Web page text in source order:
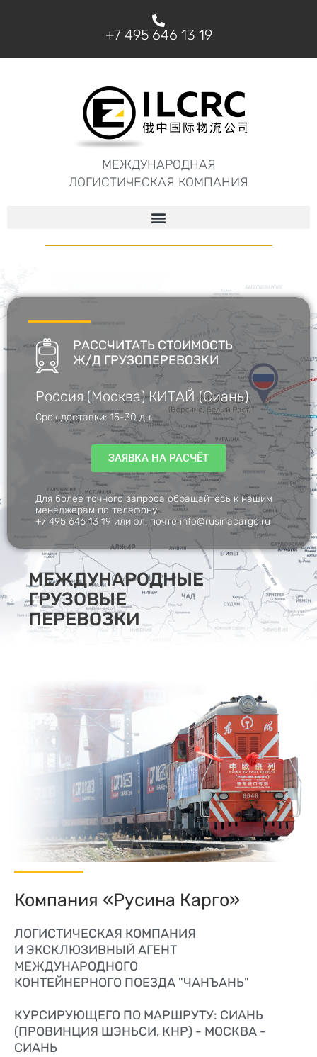
+7 495 646 13 19
МЕЖДУНАРОДНАЯ
ЛОГИСТИЧЕСКАЯ КОМПАНИЯ
РАССЧИТАТЬ СТОИМОСТЬ
Ж/Д ГРУЗОПЕРЕВОЗКИ
Россия (Москва) КИТАЙ (Сиань)
Срок доставки: 15-30 дн.
ЗАЯВКА НА РАСЧЁТ
Для более точного запроса обращайтесь к нашим
менеджерам по телефону:
+7 495 646 13 19 или эл. почтеinfo@rusinacargo.ru
МЕЖДУНАРОДНЫЕ
ГРУЗОВЫЕ
ПЕРЕВОЗКИ
Компания «Русина Карго»
ЛОГИСТИЧЕСКАЯ КОМПАНИЯ
И ЭКСКЛЮЗИВНЫЙ АГЕНТ
МЕЖДУНАРОДНОГО
КОНТЕЙНЕРНОГО ПОЕЗДА "ЧАНЪАНЬ"
КУРСИРУЮЩЕГО ПО МАРШРУТУ: СИАНЬ
(ПРОВИНЦИЯ ШЭНЬСИ, КНР) - МОСКВА -
СИАНЬ